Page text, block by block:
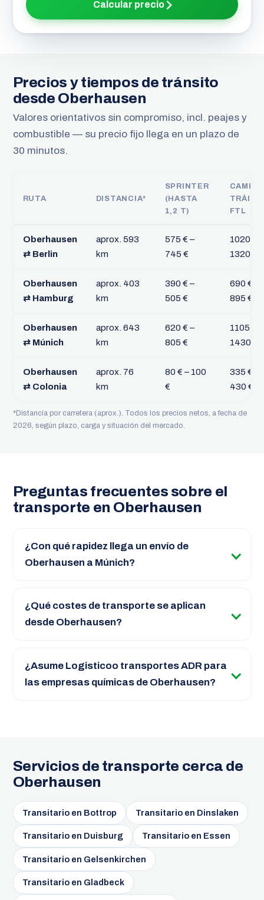
Calcular precio
Precios y tiempos de tránsito
desde Oberhausen
Valores orientativos sin compromiso, incl. peajes y
combustible — su precio fijo llega en un plazo de
30 minutos.
RUTA DISTANCIA*
SPRINTER
(HASTA
1,2 T)
FTL
Oberhausen
⇄ Berlin
aprox. 593
km
575 € –
745 €
1020 € –
1320 €
Oberhausen
⇄ Hamburg
aprox. 403
km
390 € –
505 €
690 € –
895 €
Oberhausen
⇄ Múnich
aprox. 643
km
620 € –
805 €
1105 € –
1430 €
Oberhausen
⇄ Colonia
aprox. 76
km
80 € – 100
€
335 € –
430 €
*Distancia por carretera (aprox.). Todos los precios netos, a fecha de
2026, según plazo, carga y situación del mercado.
Preguntas frecuentes sobre el
transporte en Oberhausen
¿Con qué rapidez llega un envío de
Oberhausen a Múnich?
¿Qué costes de transporte se aplican
desde Oberhausen?
¿Asume Logisticoo transportes ADR para
las empresas químicas de Oberhausen?
Servicios de transporte cerca de
Oberhausen
Transitario en Bottrop Transitario en Dinslaken
Transitario en Duisburg Transitario en Essen
Transitario en Gelsenkirchen
Transitario en Gladbeck